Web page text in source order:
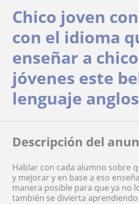
Chico joven
con el idioma
enseñar a
jóvenes este
lenguaje
Descripción del
Hablar con cada alumno sobre
y mejorar y en base a eso
manera posible para que ya no
también se divierta aprendiendo